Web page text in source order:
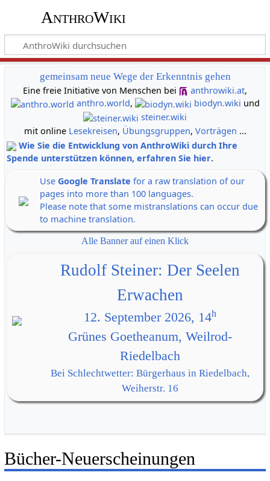
AnthroWiki
gemeinsam neue Wege der Erkenntnis gehen
Eine freie Initiative von Menschen bei
anthrowiki.at,
anthro.world, biodyn.wiki und
steiner.wiki
mit online Lesekreisen, Übungsgruppen, Vorträgen ...
Wie Sie die Entwicklung von AnthroWiki durch Ihre
Spende unterstützen können, erfahren Sie hier.
Use Google Translate for a raw translation of our
pages into more than 100 languages.
Please note that some mistranslations can occur due
to machine translation.
Alle Banner auf einen Klick
Rudolf Steiner: Der Seelen
Erwachen
12. September 2026, 14h
Grünes Goetheanum, Weilrod-
Riedelbach
Bei Schlechtwetter: Bürgerhaus in Riedelbach,
Weiherstr. 16
Bücher-Neuerscheinungen